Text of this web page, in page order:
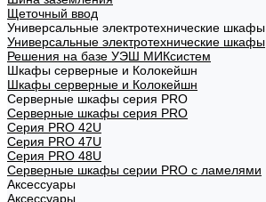
Щеточный ввод
Универсальные электротехнические шкафы
Универсальные электротехнические шкафы
Решения на базе УЭШ МИКсистем
Шкафы серверные и Колокейшн
Шкафы серверные и Колокейшн
Серверные шкафы серия PRO
Серверные шкафы серия PRO
Серия PRO 42U
Серия PRO 47U
Серия PRO 48U
Серверные шкафы серии PRO с ламелями
Аксессуары
Аксессуары